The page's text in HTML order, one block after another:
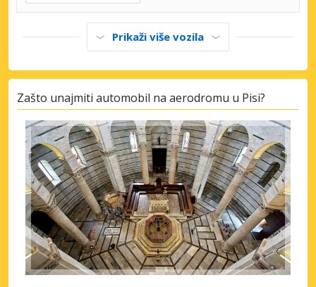
Prikaži više vozila
Zašto unajmiti automobil na aerodromu u Pisi?